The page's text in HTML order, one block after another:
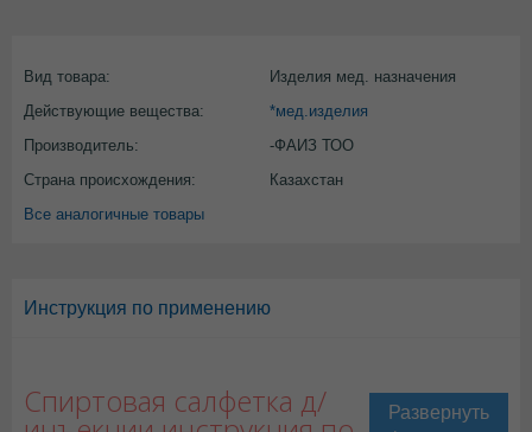
Вид товара:
Изделия мед. назначения
Действующие вещества:
*мед.изделия
Производитель:
-ФАИЗ ТОО
Страна происхождения:
Казахстан
Все аналогичные товары
Инструкция по применению
Спиртовая салфетка д/